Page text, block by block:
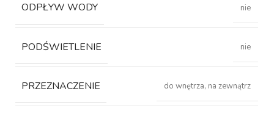
ODPŁYW WODY nie
PODŚWIETLENIE nie
PRZEZNACZENIE do wnętrza, na zewnątrz